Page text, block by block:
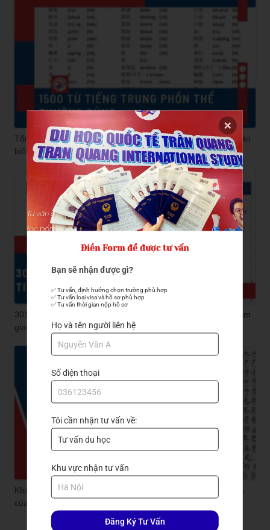
Tổng hợp 1500 từ tiếng Trung phồn thể thường dùng bạn cần
biết!
301 câu đàm thoại tiếng Trung phồn thể và bí quyết nâng tầm
giao tiếp!
Khám phá các bộ trong tiếng Trung phồn thể: Yếu tố cơ bản
của mọi từ!
Điền Form để được tư vấn
Bạn sẽ nhận được gì?
✅ Tư vấn, định hướng chọn trường phù hợp
✅ Tư vấn loại visa và hồ sơ phù hợp
✅ Tư vấn thời gian nộp hồ sơ
Họ và tên người liên hệ
Số điện thoại
Tôi cần nhận tư vấn về:
Khu vực nhận tư vấn
Đăng Ký Tư Vấn